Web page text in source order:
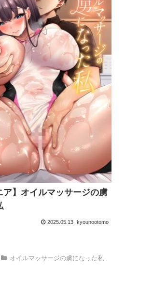
ア】オイルマッサージの虜
2025.05.13 kyounootomo
オイルマッサージの虜になった私